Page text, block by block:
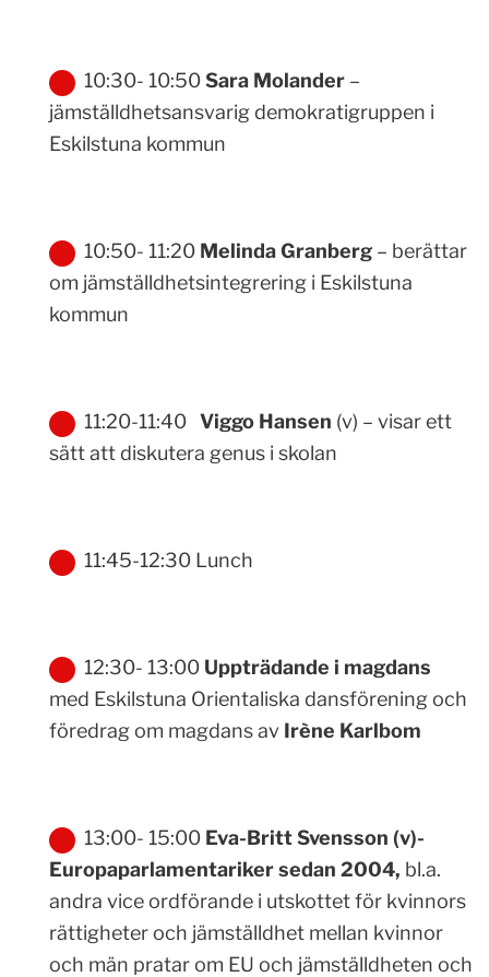
10:30- 10:50Sara Molander –
jämställdhetsansvarig demokratigruppen i
Eskilstuna kommun
10:50- 11:20 Melinda Granberg – berättar
om jämställdhetsintegrering i Eskilstuna
kommun
11:20-11:40 Viggo Hansen (v) – visar ett
sätt att diskutera genus i skolan
11:45-12:30 Lunch
12:30- 13:00 Uppträdande i magdans
med Eskilstuna Orientaliska dansförening och
föredrag om magdans av Irène Karlbom
13:00- 15:00 Eva-Britt Svensson (v)-
Europaparlamentariker sedan 2004, bl.a.
andra vice ordförande i utskottet för kvinnors
rättigheter och jämställdhet mellan kvinnor
och män pratar om EU och jämställdheten och